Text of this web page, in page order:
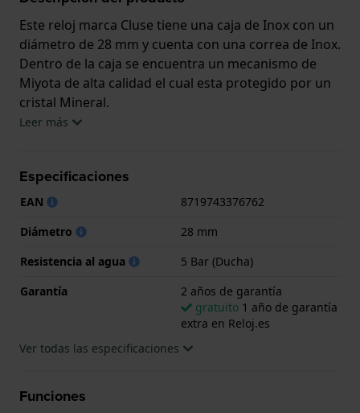
Este reloj marca Cluse tiene una caja de Inox con un
diámetro de 28 mm y cuenta con una correa de Inox.
Dentro de la caja se encuentra un mecanismo de
Miyota de alta calidad el cual esta protegido por un
cristal Mineral.
reloj viene con 2 años de garantía.
Leer más
Especificaciones
EAN
8719743376762
Diámetro
28 mm
Resistencia al agua
5 Bar (Ducha)
Garantía
2 años de garantía
gratuito 1 año de garantía
extra en Reloj.es
Ver todas las especificaciones
Funciones